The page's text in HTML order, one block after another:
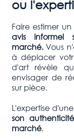
ou
Faire estimer
avis
marché. Vous
à déplacer
d'art révèle
envisager de
sur pièce.
L'expertise
son
marché.